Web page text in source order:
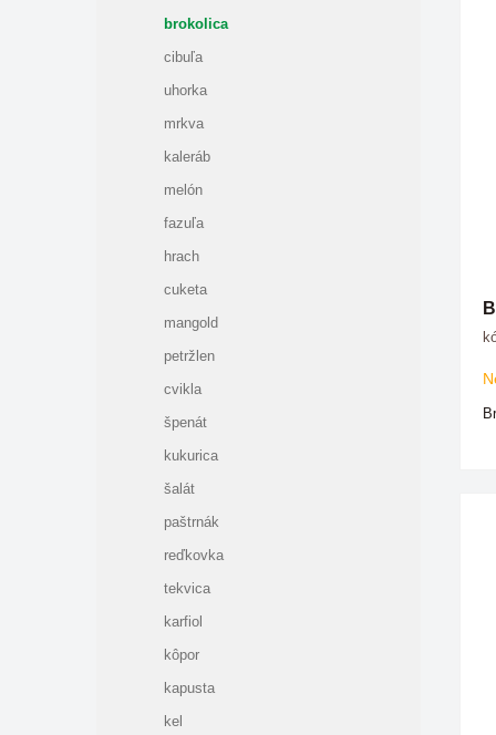
brokolica
cibuľa
uhorka
mrkva
kaleráb
melón
fazuľa
hrach
cuketa
mangold
petržlen
cvikla
špenát
kukurica
šalát
paštrnák
reďkovka
tekvica
karfiol
kôpor
kapusta
kel